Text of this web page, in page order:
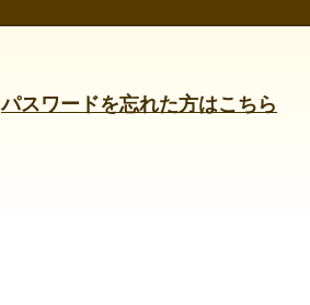
パスワードを忘れた方はこちら